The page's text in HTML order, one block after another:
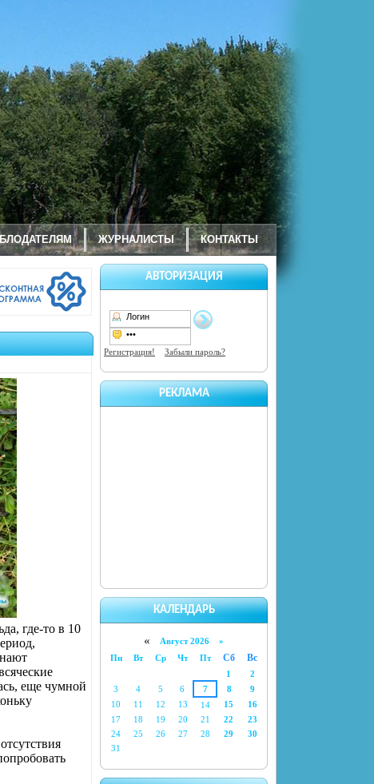
ЖУРНАЛИСТЫ КОНТАКТЫ
АВТОРИЗАЦИЯ
Регистрация! Забыли пароль?
РЕКЛАМА
КАЛЕНДАРЬ
« Август 2026 »
Пн
Вт Ср Чт Пт Сб Вс
1
2
3
4 5 6 7 8
9
10
11 12 13 14 15
16
17
18 19 20 21 22
23
24
25 26 27 28 29
30
31
где-то в 10
еще чумной